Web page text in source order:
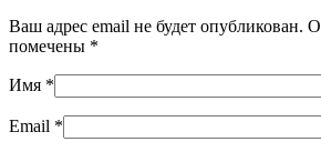
Ваш адрес email не будет опубликован.
помечены *
Имя *
Email *